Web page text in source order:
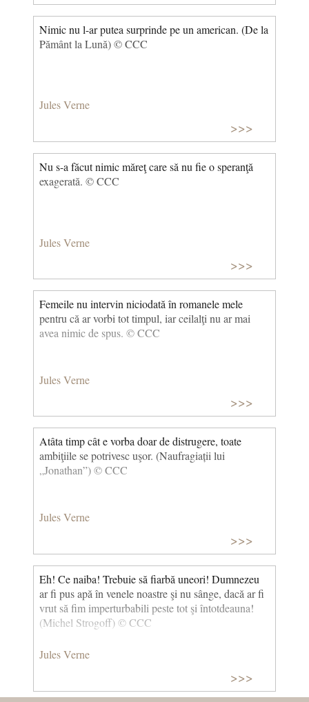
Nimic nu l-ar putea surprinde pe un american. (De la
Pământ la Lună) © CCC
Jules Verne
>>>
Nu s-a făcut nimic măreţ care să nu fie o speranţă
exagerată. © CCC
Jules Verne
>>>
Femeile nu intervin niciodată în romanele mele
pentru că ar vorbi tot timpul, iar ceilalţi nu ar mai
avea nimic de spus. © CCC
Jules Verne
>>>
Atâta timp cât e vorba doar de distrugere, toate
ambiţiile se potrivesc uşor. (Naufragiații lui
„Jonathan”) © CCC
Jules Verne
>>>
Eh! Ce naiba! Trebuie să fiarbă uneori! Dumnezeu
ar fi pus apă în venele noastre şi nu sânge, dacă ar fi
vrut să fim imperturbabili peste tot şi întotdeauna!
(Michel Strogoff) © CCC
Jules Verne
>>>